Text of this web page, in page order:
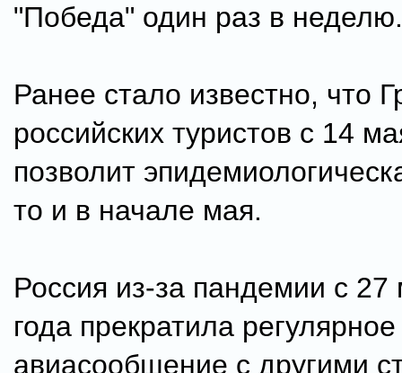
"Победа" один раз в неделю.
Ранее стало известно, что
российских туристов с 14
позволит
то и в начале мая.
Россия из-за пандемии с 27
года прекратила
авиасообщение с другими